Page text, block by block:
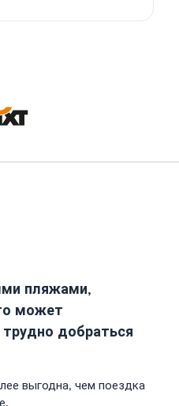
пляжами,
может
добраться
выгодна, чем поездка